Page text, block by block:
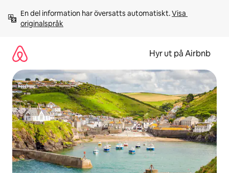
innehåll
En del information har översatts automatiskt. Visa
originalspråk
Hyr ut på Airbnb